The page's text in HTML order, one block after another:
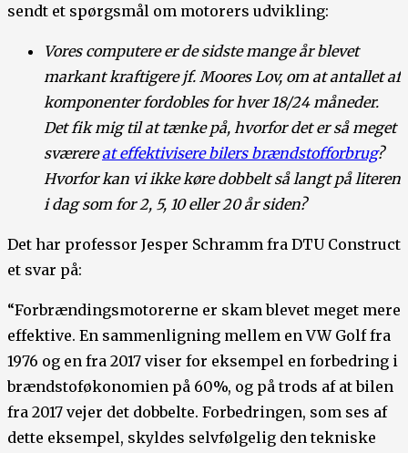
sendt et spørgsmål om motorers udvikling:
Vores computere er de sidste mange år blevet
markant kraftigere jf. Moores Lov, om at antallet af
komponenter fordobles for hver 18/24 måneder.
Det fik mig til at tænke på, hvorfor det er så meget
sværereat effektivisere bilers brændstofforbrug?
Hvorfor kan vi ikke køre dobbelt så langt på literen
i dag som for 2, 5, 10 eller 20 år siden?
Det har professor Jesper Schramm fra DTU Construct
et svar på:
“Forbrændingsmotorerne er skam blevet meget mere
effektive. En sammenligning mellem en VW Golf fra
1976 og en fra 2017 viser for eksempel en forbedring i
brændstoføkonomien på 60%, og på trods af at bilen
fra 2017 vejer det dobbelte. Forbedringen, som ses af
dette eksempel, skyldes selvfølgelig den tekniske